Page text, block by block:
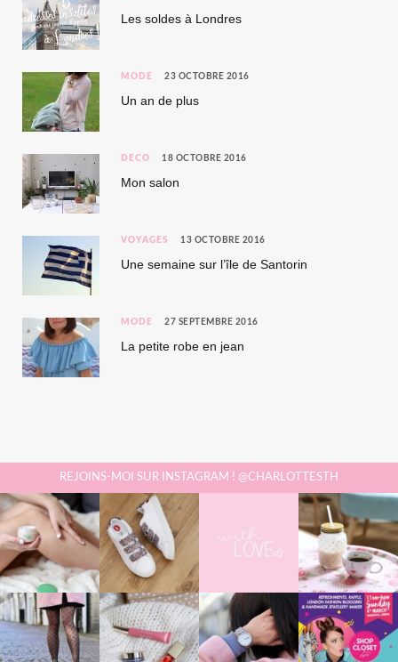
Les soldes à Londres
MODE 23 OCTOBRE 2016
Un an de plus
DÉCO 18 OCTOBRE 2016
Mon salon
VOYAGES 13 OCTOBRE 2016
Une semaine sur l’île de Santorin
MODE 27 SEPTEMBRE 2016
La petite robe en jean
REJOINS-MOI SUR INSTAGRAM ! @CHARLOTTESTH